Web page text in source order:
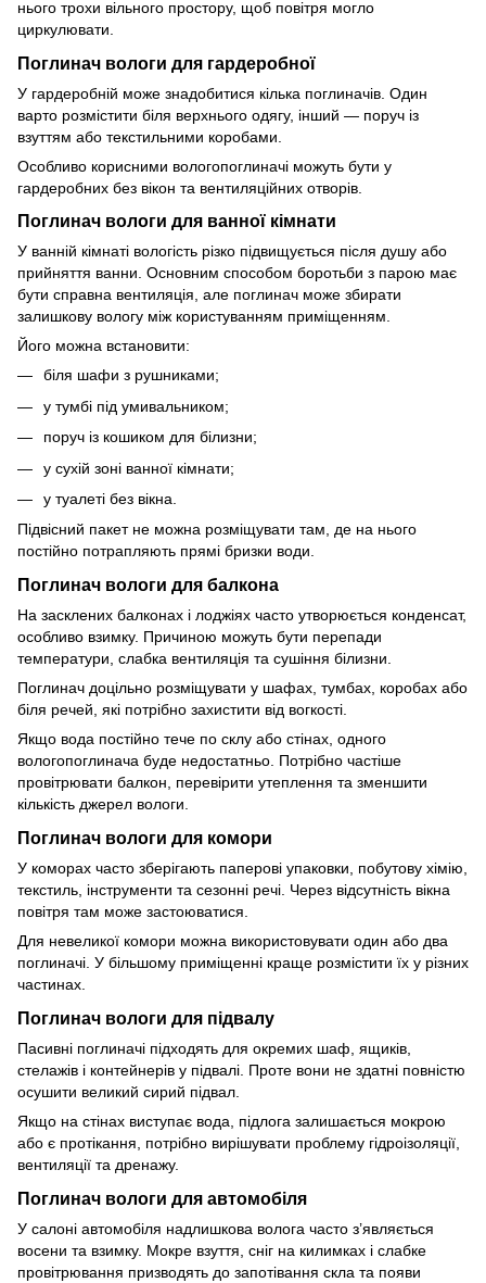
нього трохи вільного простору, щоб повітря могло
циркулювати.
Поглинач вологи для гардеробної
У гардеробній може знадобитися кілька поглиначів. Один
варто розмістити біля верхнього одягу, інший — поруч із
взуттям або текстильними коробами.
Особливо корисними вологопоглиначі можуть бути у
гардеробних без вікон та вентиляційних отворів.
Поглинач вологи для ванної кімнати
У ванній кімнаті вологість різко підвищується після душу або
прийняття ванни. Основним способом боротьби з парою має
бути справна вентиляція, але поглинач може збирати
залишкову вологу між користуванням приміщенням.
Його можна встановити:
біля шафи з рушниками;
у тумбі під умивальником;
поруч із кошиком для білизни;
у сухій зоні ванної кімнати;
у туалеті без вікна.
Підвісний пакет не можна розміщувати там, де на нього
постійно потрапляють прямі бризки води.
Поглинач вологи для балкона
На засклених балконах і лоджіях часто утворюється конденсат,
особливо взимку. Причиною можуть бути перепади
температури, слабка вентиляція та сушіння білизни.
Поглинач доцільно розміщувати у шафах, тумбах, коробах або
біля речей, які потрібно захистити від вогкості.
Якщо вода постійно тече по склу або стінах, одного
вологопоглинача буде недостатньо. Потрібно частіше
провітрювати балкон, перевірити утеплення та зменшити
кількість джерел вологи.
Поглинач вологи для комори
У коморах часто зберігають паперові упаковки, побутову хімію,
текстиль, інструменти та сезонні речі. Через відсутність вікна
повітря там може застоюватися.
Для невеликої комори можна використовувати один або два
поглиначі. У більшому приміщенні краще розмістити їх у різних
частинах.
Поглинач вологи для підвалу
Пасивні поглиначі підходять для окремих шаф, ящиків,
стелажів і контейнерів у підвалі. Проте вони не здатні повністю
осушити великий сирий підвал.
Якщо на стінах виступає вода, підлога залишається мокрою
або є протікання, потрібно вирішувати проблему гідроізоляції,
вентиляції та дренажу.
Поглинач вологи для автомобіля
У салоні автомобіля надлишкова волога часто з’являється
восени та взимку. Мокре взуття, сніг на килимках і слабке
провітрювання призводять до запотівання скла та появи